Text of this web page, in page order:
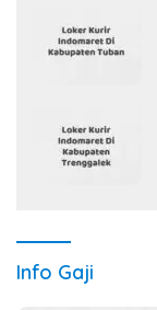
Info Gaji